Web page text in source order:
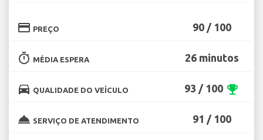
credit_card PREÇO 90 / 100
timer MÉDIA ESPERA 26 minutos
directions_car QUALIDADE DO VEÍCULO 93 / 100 emoji_events
room_service SERVIÇO DE ATENDIMENTO 91 / 100